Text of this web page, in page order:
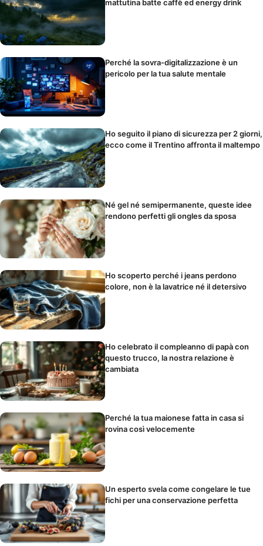
mattutina batte caffè ed energy drink
Perché la sovra-digitalizzazione è un
pericolo per la tua salute mentale
Ho seguito il piano di sicurezza per 2 giorni,
ecco come il Trentino affronta il maltempo
Né gel né semipermanente, queste idee
rendono perfetti gli ongles da sposa
Ho scoperto perché i jeans perdono
colore, non è la lavatrice né il detersivo
Ho celebrato il compleanno di papà con
questo trucco, la nostra relazione è
cambiata
Perché la tua maionese fatta in casa si
rovina così velocemente
Un esperto svela come congelare le tue
fichi per una conservazione perfetta